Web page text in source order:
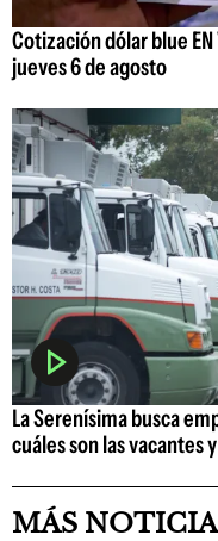
Cotización dólar blue EN
jueves 6 de agosto
La Serenísima busca
cuáles son las vacantes
MÁS